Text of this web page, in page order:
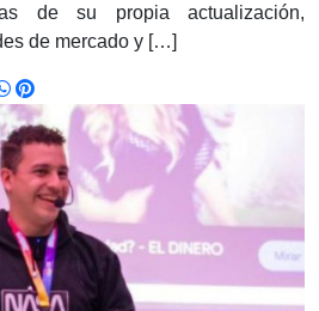
de su propia actualización,
de mercado y […]